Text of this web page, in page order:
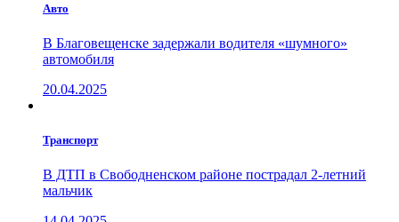
Авто
В Благовещенске задержали водителя «шумного»
автомобиля
20.04.2025
Транспорт
В ДТП в Свободненском районе пострадал 2-летний
мальчик